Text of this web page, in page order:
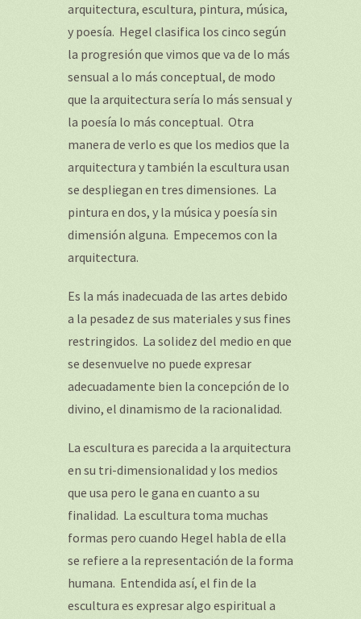
arquitectura, escultura, pintura, música,
y poesía. Hegel clasifica los cinco según
la progresión que vimos que va de lo más
sensual a lo más conceptual, de modo
que la arquitectura sería lo más sensual y
la poesía lo más conceptual. Otra
manera de verlo es que los medios que la
arquitectura y también la escultura usan
se despliegan en tres dimensiones. La
pintura en dos, y la música y poesía sin
dimensión alguna. Empecemos con la
arquitectura.
Es la más inadecuada de las artes debido
a la pesadez de sus materiales y sus fines
restringidos. La solidez del medio en que
se desenvuelve no puede expresar
adecuadamente bien la concepción de lo
divino, el dinamismo de la racionalidad.
La escultura es parecida a la arquitectura
en su tri-dimensionalidad y los medios
que usa pero le gana en cuanto a su
finalidad. La escultura toma muchas
formas pero cuando Hegel habla de ella
se refiere a la representación de la forma
humana. Entendida así, el fin de la
escultura es expresar algo espiritual a